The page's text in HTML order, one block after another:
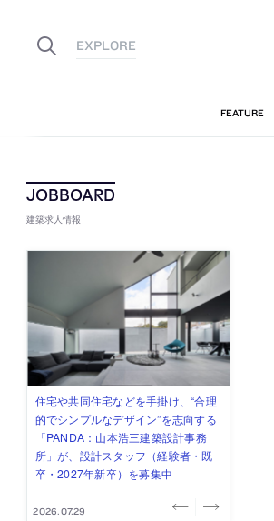
建築求人情報
古民家を軸に全国で“価値循環の仕組
み”を作り、リモートワーク主体の働
き方を実践する「株式会社つぎと」
が、設計スタッフ（経験者・既卒）
を募集中
2026.08.03
リノベる株式会社が、設計パートナ
ー (業務委託) を募集中
2026.08.03
社会への影響力のある建築を手掛
け、スタッフ同士で助け合う環境づ
くりも行う「E.A.S.T.architects」
が、設計スタッフ（経験者・既卒・
2027年新卒）を募集中
2026.07.31
代官山を拠点に活動する「梅澤竜也 /
ALA INC.」が、設計スタッフ・アル
バイト・事務職を募集中
2026.07.30
住宅や共同住宅などを手掛け、“合理
的でシンプルなデザイン”を志向する
「PANDA：山本浩三建築設計事務
所」が、設計スタッフ（経験者・既
卒・2027年新卒）を募集中
2026.07.29